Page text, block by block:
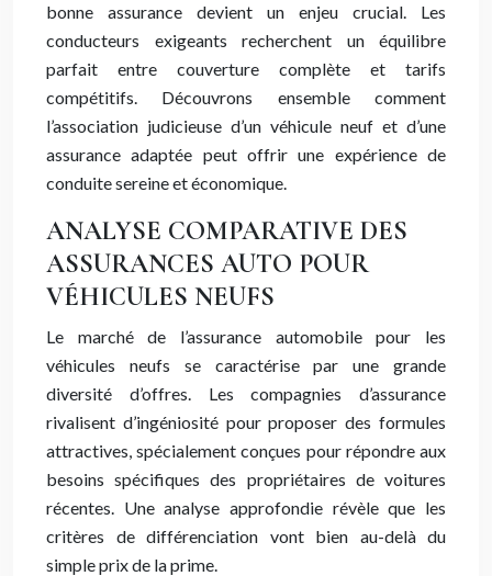
bonne assurance devient un enjeu crucial. Les
conducteurs exigeants recherchent un équilibre
parfait entre couverture complète et tarifs
compétitifs. Découvrons ensemble comment
l’association judicieuse d’un véhicule neuf et d’une
assurance adaptée peut offrir une expérience de
conduite sereine et économique.
ANALYSE COMPARATIVE DES
ASSURANCES AUTO POUR
VÉHICULES NEUFS
Le marché de l’assurance automobile pour les
véhicules neufs se caractérise par une grande
diversité d’offres. Les compagnies d’assurance
rivalisent d’ingéniosité pour proposer des formules
attractives, spécialement conçues pour répondre aux
besoins spécifiques des propriétaires de voitures
récentes. Une analyse approfondie révèle que les
critères de différenciation vont bien au-delà du
simple prix de la prime.